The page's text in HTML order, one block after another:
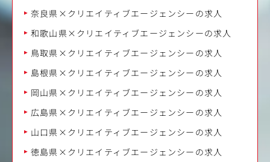
奈良県×クリエイティブエージェンシーの求人
和歌山県×クリエイティブエージェンシーの求人
鳥取県×クリエイティブエージェンシーの求人
島根県×クリエイティブエージェンシーの求人
岡山県×クリエイティブエージェンシーの求人
広島県×クリエイティブエージェンシーの求人
山口県×クリエイティブエージェンシーの求人
徳島県×クリエイティブエージェンシーの求人